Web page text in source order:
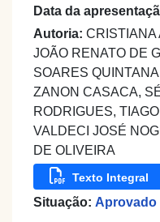
Data da
Autoria: CRISTIANA
JOÃO RENATO DE
SOARES
ZANON CASACA,
RODRIGUES,
VALDECI JOSÉ
DE OLIVEIRA
Texto Integral
Situação: Aprovado